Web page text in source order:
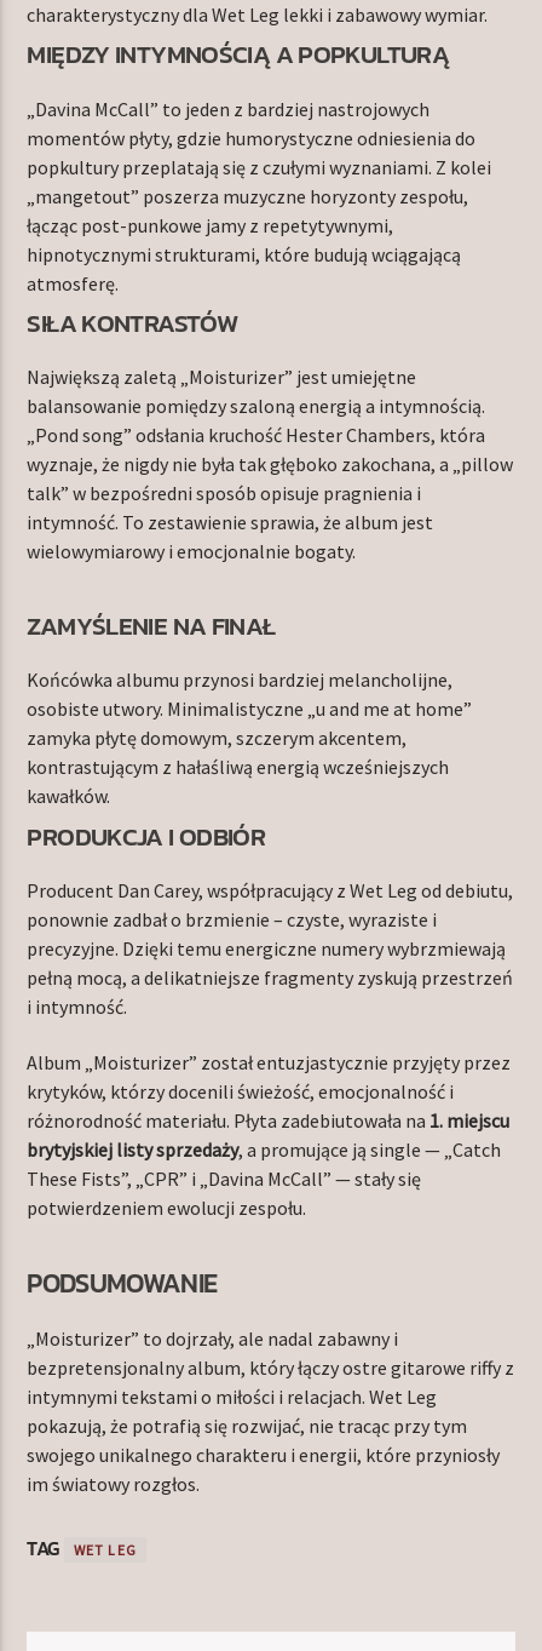
charakterystyczny dla Wet Leg lekki i zabawowy wymiar.
MIĘDZY INTYMNOŚCIĄ A POPKULTURĄ
„Davina McCall” to jeden z bardziej nastrojowych
momentów płyty, gdzie humorystyczne odniesienia do
popkultury przeplatają się z czułymi wyznaniami. Z kolei
„mangetout” poszerza muzyczne horyzonty zespołu,
łącząc post-punkowe jamy z repetytywnymi,
hipnotycznymi strukturami, które budują wciągającą
atmosferę.
SIŁA KONTRASTÓW
Największą zaletą „Moisturizer” jest umiejętne
balansowanie pomiędzy szaloną energią a intymnością.
„Pond song” odsłania kruchość Hester Chambers, która
wyznaje, że nigdy nie była tak głęboko zakochana, a „pillow
talk” w bezpośredni sposób opisuje pragnienia i
intymność. To zestawienie sprawia, że album jest
wielowymiarowy i emocjonalnie bogaty.
ZAMYŚLENIE NA FINAŁ
Końcówka albumu przynosi bardziej melancholijne,
osobiste utwory. Minimalistyczne „u and me at home”
zamyka płytę domowym, szczerym akcentem,
kontrastującym z hałaśliwą energią wcześniejszych
kawałków.
PRODUKCJA I ODBIÓR
Producent Dan Carey, współpracujący z Wet Leg od debiutu,
ponownie zadbał o brzmienie – czyste, wyraziste i
precyzyjne. Dzięki temu energiczne numery wybrzmiewają
pełną mocą, a delikatniejsze fragmenty zyskują przestrzeń
i intymność.
Album „Moisturizer” został entuzjastycznie przyjęty przez
krytyków, którzy docenili świeżość, emocjonalność i
różnorodność materiału. Płyta zadebiutowała na 1. miejscu
brytyjskiej listy sprzedaży, a promujące ją single — „Catch
These Fists”, „CPR” i „Davina McCall” — stały się
potwierdzeniem ewolucji zespołu.
PODSUMOWANIE
„Moisturizer” to dojrzały, ale nadal zabawny i
bezpretensjonalny album, który łączy ostre gitarowe riffy z
intymnymi tekstami o miłości i relacjach. Wet Leg
pokazują, że potrafią się rozwijać, nie tracąc przy tym
swojego unikalnego charakteru i energii, które przyniosły
im światowy rozgłos.
TAG WET LEG